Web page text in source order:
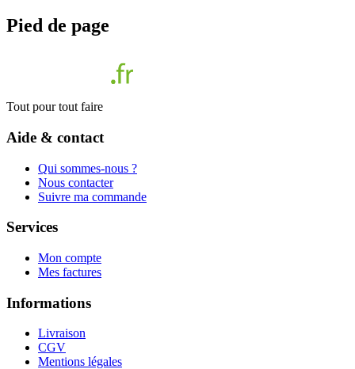
Pied de page
Tout pour tout faire
Aide & contact
Qui sommes-nous ?
Nous contacter
Suivre ma commande
Services
Mon compte
Mes factures
Informations
Livraison
CGV
Mentions légales